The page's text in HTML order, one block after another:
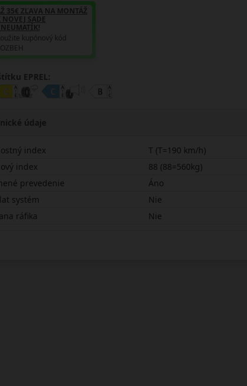
35€ ZĽAVA NA MONTÁŽ
NOVEJ SADE
kupónový kód
EPREL:
údaje
index
T (T=190 km/h)
index
88 (88=560kg)
prevedenie
Áno
systém
Nie
ráfika
Nie